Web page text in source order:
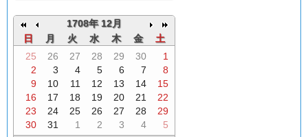
1708年 12月
日
月 火 水 木 金
土
25
26 27 28 29 30
1
2
3 4 5 6 7
8
9
10 11 12 13 14
15
16
17 18 19 20 21
22
23
24 25 26 27 28
29
30
31 1 2 3 4
5